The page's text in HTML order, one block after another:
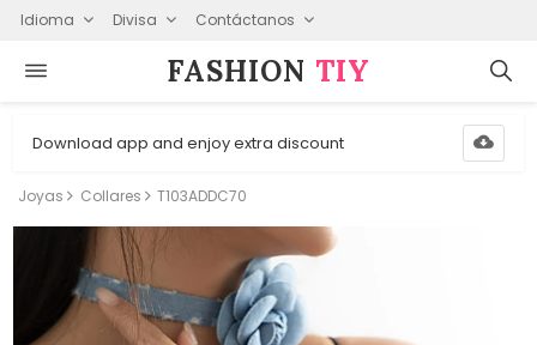
Idioma Divisa Contáctanos
FASHION⁠ TIY
Download app and enjoy extra discount
Joyas Collares T103ADDC70